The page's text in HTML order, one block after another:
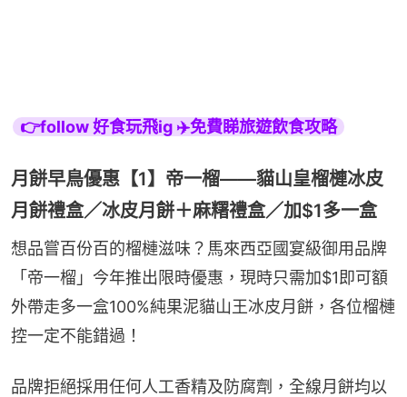
👉follow 好食玩飛ig ✈️免費睇旅遊飲食攻略
月餅早鳥優惠【1】帝一榴——貓山皇榴槤冰皮
月餅禮盒／冰皮月餅＋麻糬禮盒／加$1多一盒
想品嘗百份百的榴槤滋味？馬來西亞國宴級御用品牌
「帝一榴」今年推出限時優惠，現時只需加$1即可額
外帶走多一盒100%純果泥貓山王冰皮月餅，各位榴槤
控一定不能錯過！
品牌拒絕採用任何人工香精及防腐劑，全線月餅均以